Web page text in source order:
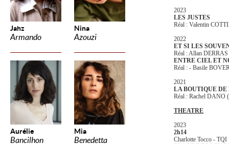
Jahz
Armando
Nina
Azouzi
Aurélie
Bancilhon
Mia
Benedetta
2023
LES JUSTES
Réal : Valentin
2022
ET SI LES
Réal : Allan DERRAS
ENTRE CIEL ET
Réal : - Basile
2021
LA BOUTIQUE DE
Réal : Rachel DANO
THEATRE
2023
2h14
Charlotte Tocco - TQI